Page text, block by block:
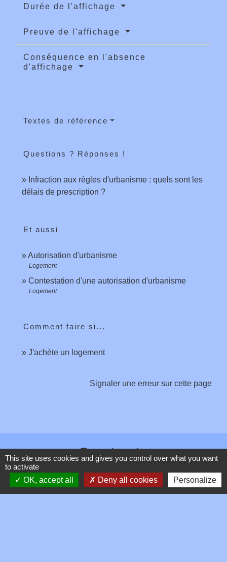
Durée de l'affichage
Preuve de l'affichage
Conséquence en l'absence
d'affichage
Textes de référence
Questions ? Réponses !
Infraction aux règles d'urbanisme : quels sont les
délais de prescription ?
Et aussi
Autorisation d'urbanisme
Logement
Contestation d'une autorisation d'urbanisme
Logement
Comment faire si...
J'achète un logement
Signaler une erreur sur cette page
Contacts
Commune de Toussieux
346, Route du Morbier
This site uses cookies and gives you control over what you want
to activate
OK, accept all
Deny all cookies Personalize